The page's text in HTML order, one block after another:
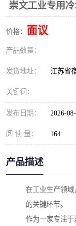
崇文工业专用
价格： 面议
产品数量：
发货地址： 江苏省
关键词：
发布日期： 2026-
阅 读 量： 164
产品描述
在工业生产领
的关键环节。
作为一家专注